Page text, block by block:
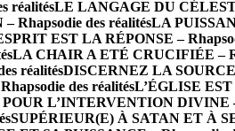
réalitésLE LANGAGE DU
Rhapsodie des réalitésLA
EST LA RÉPONSE –
LA CHAIR A ETÉ CRUCIFIÉE –
réalitésDISCERNEZ LA SOURCE
des réalitésL’ÉGLISE
L’INTERVENTION DIVINE –
SUPÉRIEUR(E) À SATAN ET À